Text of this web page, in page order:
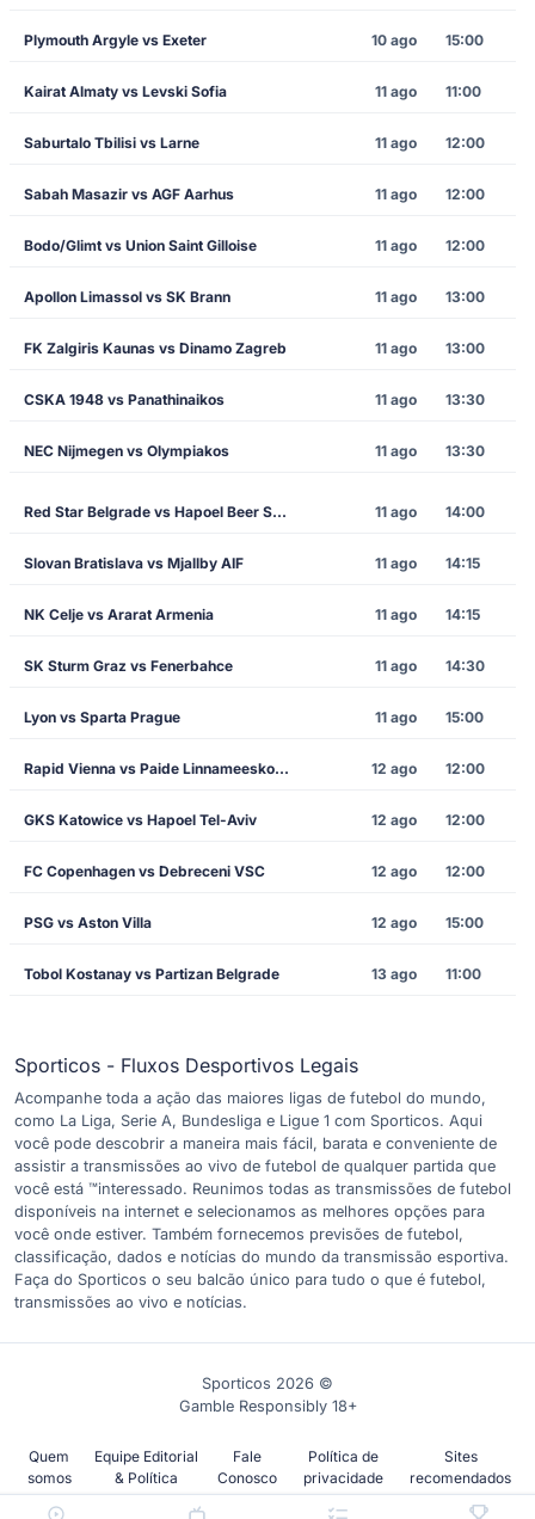
Plymouth Argyle vs Exeter 10 ago 15:00
Kairat Almaty vs Levski Sofia 11 ago 11:00
Saburtalo Tbilisi vs Larne 11 ago 12:00
Sabah Masazir vs AGF Aarhus 11 ago 12:00
Bodo/Glimt vs Union Saint Gilloise 11 ago 12:00
Apollon Limassol vs SK Brann 11 ago 13:00
FK Zalgiris Kaunas vs Dinamo Zagreb 11 ago 13:00
CSKA 1948 vs Panathinaikos 11 ago 13:30
NEC Nijmegen vs Olympiakos 11 ago 13:30
Red Star Belgrade vs Hapoel Beer Sheva 11 ago 14:00
Slovan Bratislava vs Mjallby AIF 11 ago 14:15
NK Celje vs Ararat Armenia 11 ago 14:15
SK Sturm Graz vs Fenerbahce 11 ago 14:30
Lyon vs Sparta Prague 11 ago 15:00
Rapid Vienna vs Paide Linnameeskond 12 ago 12:00
GKS Katowice vs Hapoel Tel-Aviv 12 ago 12:00
FC Copenhagen vs Debreceni VSC 12 ago 12:00
PSG vs Aston Villa 12 ago 15:00
Tobol Kostanay vs Partizan Belgrade 13 ago 11:00
Sporticos - Fluxos Desportivos Legais
Acompanhe toda a ação das maiores ligas de futebol do mundo,
como La Liga, Serie A, Bundesliga e Ligue 1 com Sporticos. Aqui
você pode descobrir a maneira mais fácil, barata e conveniente de
assistir a transmissões ao vivo de futebol de qualquer partida que
você está ™interessado. Reunimos todas as transmissões de futebol
disponíveis na internet e selecionamos as melhores opções para
você onde estiver. Também fornecemos previsões de futebol,
classificação, dados e notícias do mundo da transmissão esportiva.
Faça do Sporticos o seu balcão único para tudo o que é futebol,
transmissões ao vivo e notícias.
Sporticos 2026 ©
Gamble Responsibly 18+
Quem
somos
Equipe Editorial
& Política
Fale
Conosco
Política de
privacidade
Sites
recomendados